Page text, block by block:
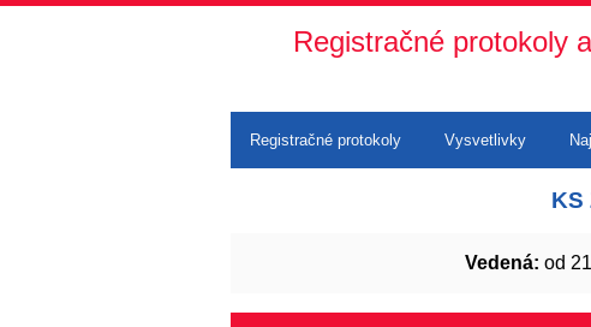
Registračné protokoly
Registračné protokoly Vysvetlivky
KS
Vedená: od